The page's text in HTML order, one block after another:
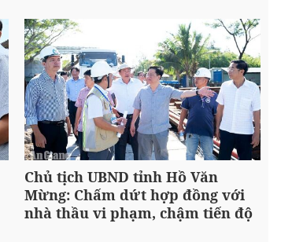
Chủ tịch UBND tỉnh Hồ Văn
Mừng: Chấm dứt hợp đồng với
nhà thầu vi phạm, chậm tiến độ